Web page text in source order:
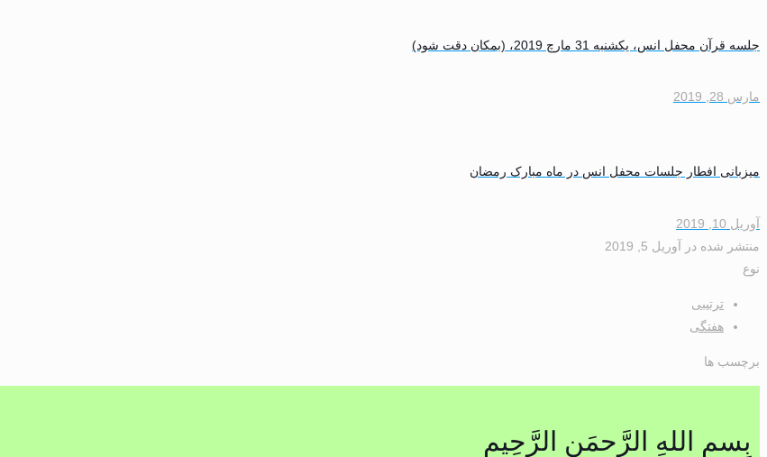
جلسه قرآن محفل انس، یکشنبه 31 مارچ 2019‎، (بمکان دقت شود)
مارس 28, 2019
میزبانی افطار جلسات محفل انس در ماه مبارک رمضان
آوریل 10, 2019
منتشر شده در
آوریل 5, 2019
نوع
ترتیبی
هفتگی
برچسب ها
بِسمِ اللهِ الرَّحمَنِ الرَّحِيمِ